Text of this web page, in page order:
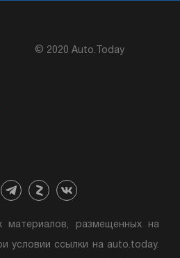
© 2020 Auto.Today
материалов, размещенных на
условии ссылки на auto.today.